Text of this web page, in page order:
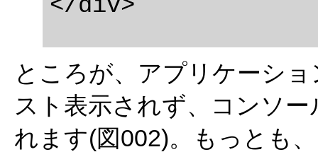
ところが、アプリケーシ
スト表示されず、コンソ
れます(図002)。もっとも